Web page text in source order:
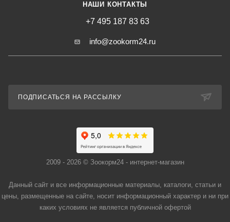
НАШИ КОНТАКТЫ
+7 495 187 83 63
info@zookorm24.ru
ПОДПИСАТЬСЯ НА РАССЫЛКУ
2009 - 2026 © Зоокорм24 - интернет-магазин
Данный сайт и все информационные материалы, каталоги, статьи и
цены, размещенные на сайте, носит информационный характер и ни при
каких условиях не является публичной офертой